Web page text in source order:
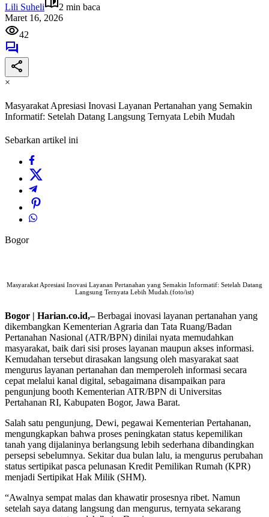
Lili Suheli
2 min baca
Maret 16, 2026
42
×
Masyarakat Apresiasi Inovasi Layanan Pertanahan yang Semakin
Informatif: Setelah Datang Langsung Ternyata Lebih Mudah
Sebarkan artikel ini
Bogor
Masyarakat Apresiasi Inovasi Layanan Pertanahan yang Semakin Informatif: Setelah Datang
Langsung Ternyata Lebih Mudah.(foto/ist)
Bogor | Harian.co.id,–Berbagai inovasi layanan pertanahan yang
dikembangkan Kementerian Agraria dan Tata Ruang/Badan
Pertanahan Nasional (ATR/BPN) dinilai nyata memudahkan
masyarakat, baik dari sisi proses layanan maupun akses informasi.
Kemudahan tersebut dirasakan langsung oleh masyarakat saat
mengurus layanan pertanahan dan memperoleh informasi secara
cepat melalui kanal digital, sebagaimana disampaikan para
pengunjung booth Kementerian ATR/BPN di Universitas
Pertahanan RI, Kabupaten Bogor, Jawa Barat.
Salah satu pengunjung, Dewi, pegawai Kementerian Pertahanan,
mengungkapkan bahwa proses peningkatan status kepemilikan
tanah yang dijalaninya berlangsung lebih sederhana dibandingkan
persepsi sebelumnya. Sekitar dua bulan lalu, ia mengurus perubahan
status sertipikat pasca pelunasan Kredit Pemilikan Rumah (KPR)
menjadi Sertipikat Hak Milik (SHM).
“Awalnya sempat malas dan khawatir prosesnya ribet. Namun
setelah saya datang langsung dan mengurus, ternyata sekarang